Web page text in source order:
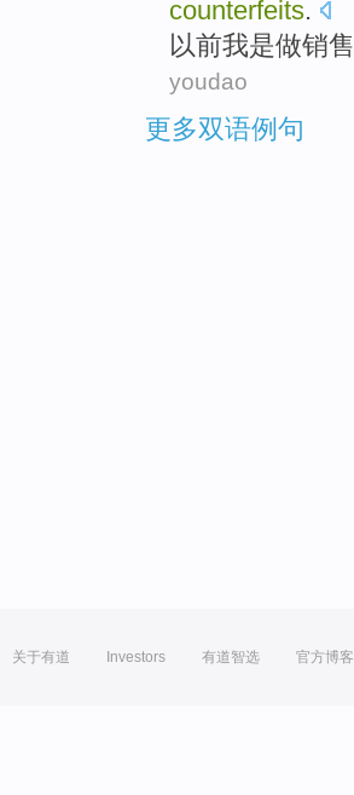
counterfeits.
以前我是做销售
youdao
更多双语例句
关于有道 Investors 有道智选 官方博客